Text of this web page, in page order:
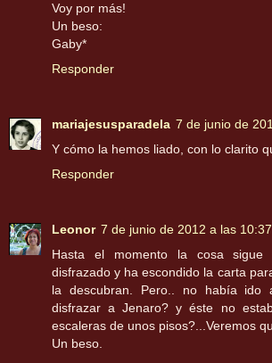
Voy por más!
Un beso:
Gaby*
Responder
mariajesusparadela 7 de junio de
Y cómo la hemos liado, con lo clarito
Responder
Leonor 7 de junio de 2012 a las 10:37
Hasta el momento la cosa
disfrazado y ha escondido la carta
la descubran. Pero.. no había ido
disfrazar a Jenaro? y éste no
escaleras de unos pisos?...Veremos
Un beso.